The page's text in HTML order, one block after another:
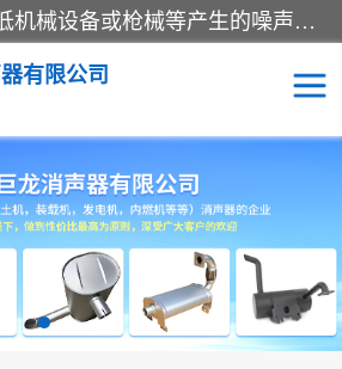
消音器主要用于降低机械设备或枪械等产生的噪声。它通过阻尼或增加排气面积来降低排气速度和功率，从而降低噪声。常见的消音器类型包括阻性消声器、抗性消声器、共振消声器以及阻抗复合式消声器等。这些消音器各有特点，适用于不同频率的噪声消除。
有限公司